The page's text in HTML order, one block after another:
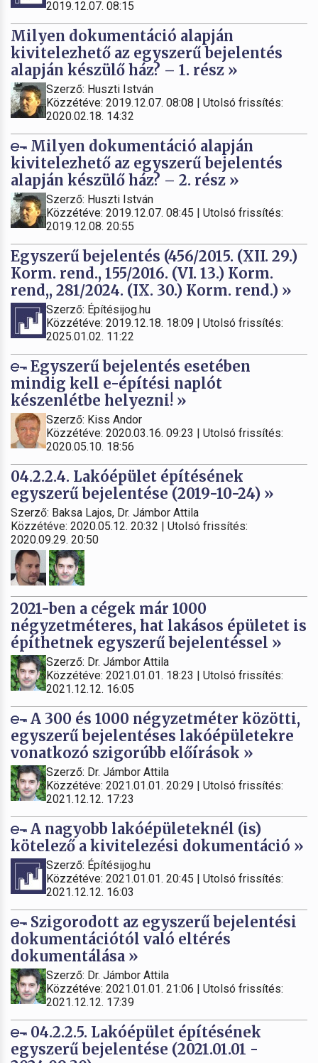
2019.12.07. 08:15
Milyen dokumentáció alapján
kivitelezhető az egyszerű bejelentés
alapján készülő ház? – 1. rész »
Szerző: Huszti István
Közzétéve: 2019.12.07. 08:08 | Utolsó frissítés:
2020.02.18. 14:32
Milyen dokumentáció alapján
kivitelezhető az egyszerű bejelentés
alapján készülő ház? – 2. rész »
Szerző: Huszti István
Közzétéve: 2019.12.07. 08:45 | Utolsó frissítés:
2019.12.08. 20:55
Egyszerű bejelentés (456/2015. (XII. 29.)
Korm. rend., 155/2016. (VI. 13.) Korm.
rend,, 281/2024. (IX. 30.) Korm. rend.) »
Szerző: Építésijog.hu
Közzétéve: 2019.12.18. 18:09 | Utolsó frissítés:
2025.01.02. 11:22
Egyszerű bejelentés esetében
mindig kell e-építési naplót
készenlétbe helyezni! »
Szerző: Kiss Andor
Közzétéve: 2020.03.16. 09:23 | Utolsó frissítés:
2020.05.10. 18:56
04.2.2.4. Lakóépület építésének
egyszerű bejelentése (2019-10-24) »
Szerző: Baksa Lajos, Dr. Jámbor Attila
Közzétéve: 2020.05.12. 20:32 | Utolsó frissítés:
2020.09.29. 20:50
2021-ben a cégek már 1000
négyzetméteres, hat lakásos épületet is
építhetnek egyszerű bejelentéssel »
Szerző: Dr. Jámbor Attila
Közzétéve: 2021.01.01. 18:23 | Utolsó frissítés:
2021.12.12. 16:05
A 300 és 1000 négyzetméter közötti,
egyszerű bejelentéses lakóépületekre
vonatkozó szigorúbb előírások »
Szerző: Dr. Jámbor Attila
Közzétéve: 2021.01.01. 20:29 | Utolsó frissítés:
2021.12.12. 17:23
A nagyobb lakóépületeknél (is)
kötelező a kivitelezési dokumentáció »
Szerző: Építésijog.hu
Közzétéve: 2021.01.01. 20:45 | Utolsó frissítés:
2021.12.12. 16:03
Szigorodott az egyszerű bejelentési
dokumentációtól való eltérés
dokumentálása »
Szerző: Dr. Jámbor Attila
Közzétéve: 2021.01.01. 21:06 | Utolsó frissítés:
2021.12.12. 17:39
04.2.2.5. Lakóépület építésének
egyszerű bejelentése (2021.01.01 -